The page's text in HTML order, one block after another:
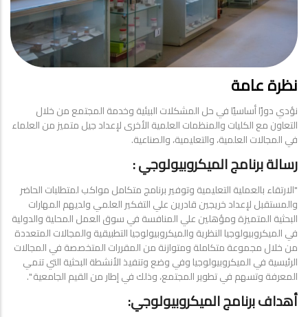
نظرة عامة
نؤدي دورًا أساسيًا في حل المشكلات البيئية وخدمة المجتمع من خلال
التعاون مع الكليات والمنظمات العلمية الأخرى لإعداد جيل متميز من العلماء
في المجالات العلمية، والتعليمية، والصناعية.
رسالة برنامج الميكروبيولوجي :
"الارتقاء بالعملية التعليمية وتوفير برنامج متكامل مواكب لمتطلبات الحاضر
والمستقبل لإعداد خريجين قادرين علي التفكير العلمي ولديهم المهارات
البحثية المتميزة ومؤهلين علي المنافسة في سوق العمل المحلية والدولية
في الميكروبيولوجيا النظرية والميكروبيولوجيا التطبيقية والمجالات المتعددة
من خلال مجموعة متكاملة ومتوازنة من المقررات المتخصصة في المجالات
الرئيسية في الميكروبيولوجيا وفي وضع وتنفيذ الأنشطة البحثية التي تنمي
المعرفة وتسهم في تطوير المجتمع، وذلك في إطار من القيم الجامعية ".
أﻫداف ﺑرﻧﺎﻣﺞ الميكروبيولوجي: